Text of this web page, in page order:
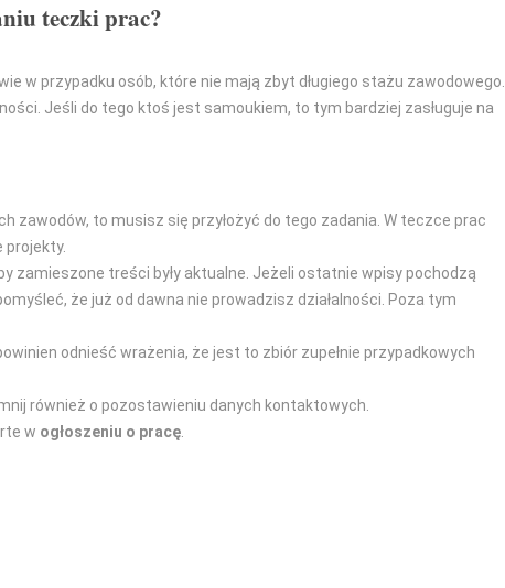
teczki prac?
w przypadku osób, które nie mają zbyt długiego stażu zawodowego.
Jeśli do tego ktoś jest samoukiem, to tym bardziej zasługuje na
zawodów, to musisz się przyłożyć do tego zadania. W teczce prac
projekty.
zamieszone treści były aktualne. Jeżeli ostatnie wpisy pochodzą
że już od dawna nie prowadzisz działalności. Poza tym
odnieść wrażenia, że jest to zbiór zupełnie przypadkowych
również o pozostawieniu danych kontaktowych.
w ogłoszeniu o pracę.